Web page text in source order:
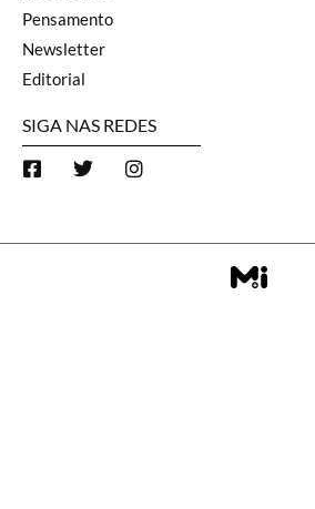
Pensamento
Newsletter
Editorial
SIGA NAS REDES